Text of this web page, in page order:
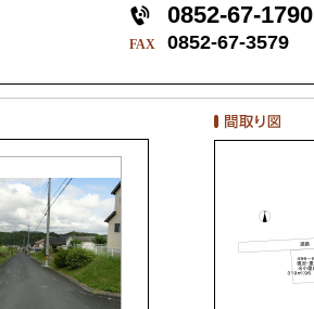
0852-67-1790
FAX 0852-67-3579